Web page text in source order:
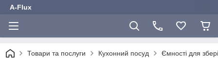
A-Flux
Товари та послуги Кухонний посуд Ємності для